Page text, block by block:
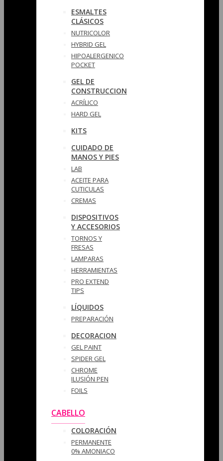
ESMALTES
CLÁSICOS
NUTRICOLOR
HYBRID GEL
HIPOALERGENICO
POCKET
GEL DE
CONSTRUCCION
ACRÍLICO
HARD GEL
KITS
CUIDADO DE
MANOS Y PIES
LAB
ACEITE PARA
CUTICULAS
CREMAS
DISPOSITIVOS
Y ACCESORIOS
TORNOS Y
FRESAS
LAMPARAS
HERRAMIENTAS
PRO EXTEND
TIPS
LÍQUIDOS
PREPARACIÓN
DECORACION
GEL PAINT
SPIDER GEL
CHROME
ILUSIÓN PEN
FOILS
CABELLO
COLORACIÓN
PERMANENTE
0% AMONIACO